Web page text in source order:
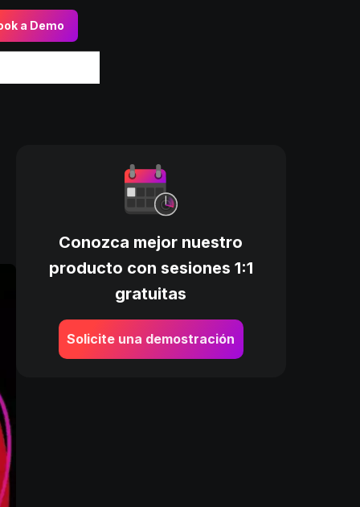
a Demo
Conozca mejor nuestro
producto con sesiones 1:1
gratuitas
Solicite una demostración